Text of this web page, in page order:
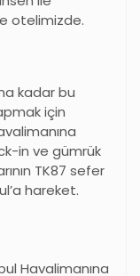
otelimizde.
kadar bu
için
in ve gümrük
TK87 sefer
hareket.
Havalimanına